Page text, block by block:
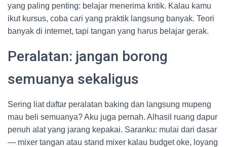
yang paling penting: belajar menerima kritik. Kalau kamu
ikut kursus, coba cari yang praktik langsung banyak. Teori
banyak di internet, tapi tangan yang harus belajar gerak.
Peralatan: jangan borong
semuanya sekaligus
Sering liat daftar peralatan baking dan langsung mupeng
mau beli semuanya? Aku juga pernah. Alhasil ruang dapur
penuh alat yang jarang kepakai. Saranku: mulai dari dasar
— mixer tangan atau stand mixer kalau budget oke, loyang